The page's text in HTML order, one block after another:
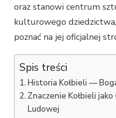
oraz stanowi centrum
kulturowego
poznać na jej oficjalnej
Spis treści
Historia Kołbieli —
Znaczenie Kołbieli
Ludowej